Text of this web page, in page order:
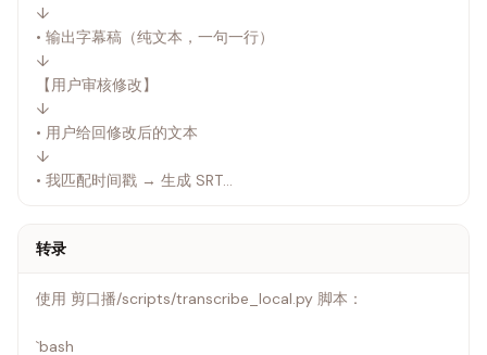
↓
• 输出字幕稿（纯文本，一句一行）
↓
【用户审核修改】
↓
• 用户给回修改后的文本
↓
• 我匹配时间戳 → 生成 SRT
`
---
转录
使用 剪口播/scripts/transcribe_local.py 脚本：
`bash